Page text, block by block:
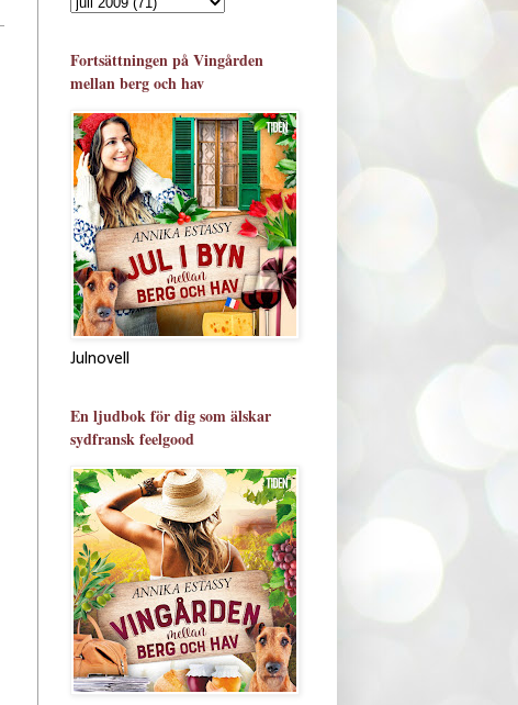
Fortsättningen på Vingården
mellan berg och hav
Julnovell
En ljudbok för dig som älskar
sydfransk feelgood